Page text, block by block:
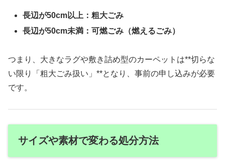
長辺が50cm以上：粗大ごみ
長辺が50cm未満：可燃ごみ（燃えるごみ）
つまり、大きなラグや敷き詰め型のカーペットは**切らな
い限り「粗大ごみ扱い」**となり、事前の申し込みが必要
です。
サイズや素材で変わる処分方法